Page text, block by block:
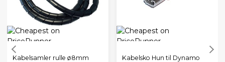
Kabelsamler rulle ø8mm
Kabelsko Hun til Dynamo